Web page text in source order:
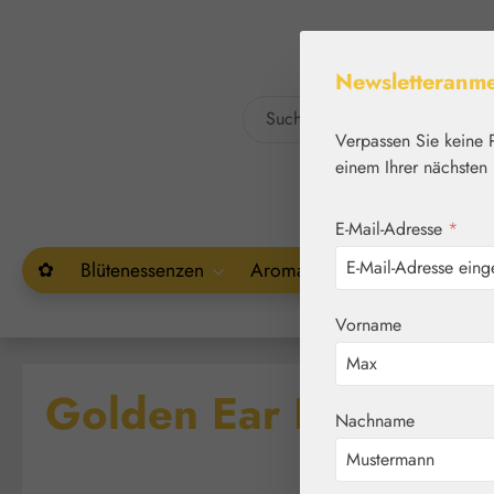
✿ Blütenessenzen Aromatherapie
Golden Ear Drops /
Verpassen Sie
einem Ihrer
E-Mail-Adresse *
Vorname
Nachname